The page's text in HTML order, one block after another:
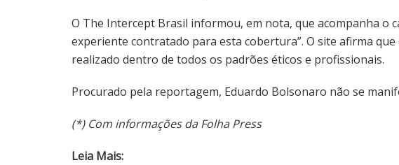
O The Intercept Brasil informou, em nota, que acompanha o
experiente contratado para esta cobertura”. O site afirma
realizado dentro de todos os padrões éticos e profissionais.
Procurado pela reportagem, Eduardo Bolsonaro não se
(*) Com informações da Folha Press
Leia Mais: